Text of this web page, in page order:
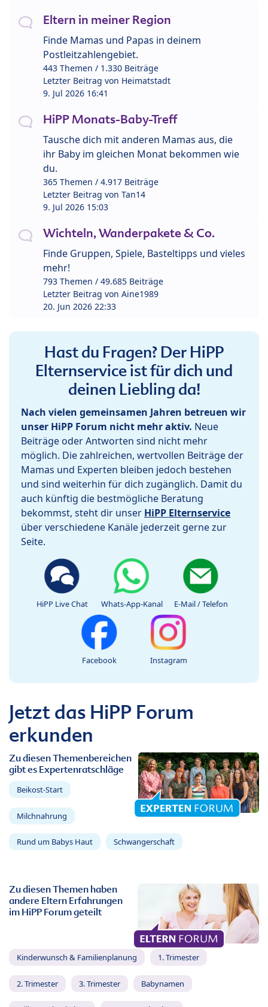
Eltern in meiner Region
Finde Mamas und Papas in deinem
Postleitzahlengebiet.
443 Themen / 1.330 Beiträge
Letzter Beitrag von Heimatstadt
9. Jul 2026 16:41
HiPP Monats-Baby-Treff
Tausche dich mit anderen Mamas aus, die
ihr Baby im gleichen Monat bekommen wie
du.
365 Themen / 4.917 Beiträge
Letzter Beitrag von Tan14
9. Jul 2026 15:03
Wichteln, Wanderpakete & Co.
Finde Gruppen, Spiele, Basteltipps und vieles
mehr!
793 Themen / 49.685 Beiträge
Letzter Beitrag von Aine1989
20. Jun 2026 22:33
Hast du Fragen? Der HiPP
Elternservice ist für dich und
deinen Liebling da!
Nach vielen gemeinsamen Jahren betreuen wir
unser HiPP Forum nicht mehr aktiv. Neue
Beiträge oder Antworten sind nicht mehr
möglich. Die zahlreichen, wertvollen Beiträge der
Mamas und Experten bleiben jedoch bestehen
und sind weiterhin für dich zugänglich. Damit du
auch künftig die bestmögliche Beratung
bekommst, steht dir unser HiPP Elternservice
über verschiedene Kanäle jederzeit gerne zur
Seite.
HiPP Live Chat Whats-App-Kanal E-Mail / Telefon
Facebook Instagram
Jetzt das HiPP Forum
erkunden
Zu diesen Themenbereichen
gibt es Expertenratschläge
Beikost-Start
Milchnahrung
Rund um Babys Haut Schwangerschaft
Zu diesen Themen haben
andere Eltern Erfahrungen
im HiPP Forum geteilt
Kinderwunsch & Familienplanung 1. Trimester
2. Trimester 3. Trimester Babynamen